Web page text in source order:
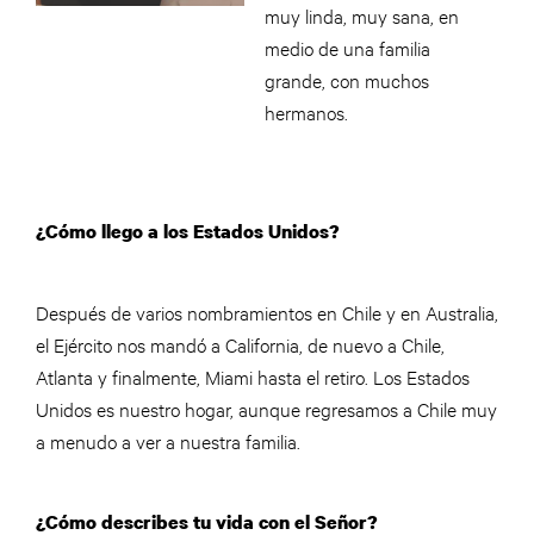
muy linda, muy sana, en
medio de una familia
grande, con muchos
hermanos.
¿Cómo llego a los Estados Unidos?
Después de varios nombramientos en Chile y en Australia,
el Ejército nos mandó a California, de nuevo a Chile,
Atlanta y finalmente, Miami hasta el retiro. Los Estados
Unidos es nuestro hogar, aunque regresamos a Chile muy
a menudo a ver a nuestra familia.
¿Cómo describes tu vida con el Señor?